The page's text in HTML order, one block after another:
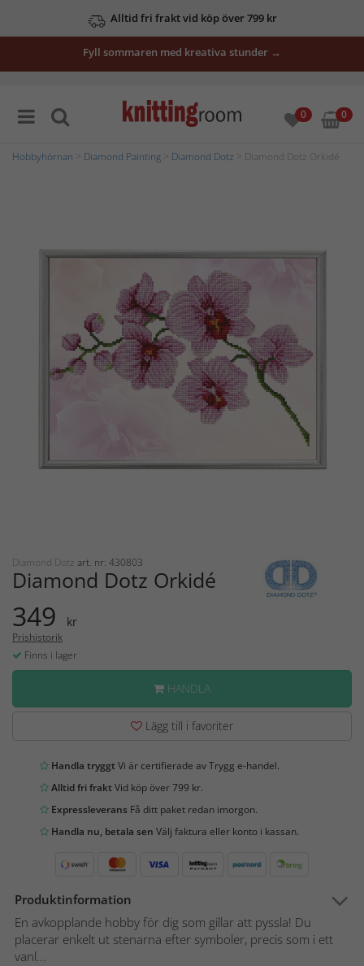
Alltid fri frakt vid köp över 799 kr
Fyll sommaren med kreativa stunder →
0 0
Hobbyhörnan Diamond Painting Diamond Dotz > Diamond Dotz Orkidé
Diamond Dotz art. nr: 430803
Diamond Dotz Orkidé
349 kr
Prishistorik
Finns i lager
HANDLA
Lägg till i favoriter
Handla tryggtVi är certifierade av Trygg e-handel.
Alltid fri fraktVid köp över 799 kr.
Expressleverans Få ditt paket redan imorgon.
Handla nu, betala sen Välj faktura eller konto i kassan.
Produktinformation
En avkopplande hobby för dig som gillar att pyssla! Du
placerar enkelt ut stenarna efter symboler, precis som i ett
vanl...